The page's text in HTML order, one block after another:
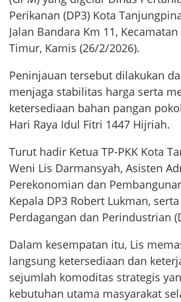
Perikanan (DP3) Kota
Jalan Bandara Km 11,
Timur, Kamis (26/2/2026).
Peninjauan tersebut dilakukan
menjaga stabilitas harga serta
ketersediaan bahan pangan
Hari Raya Idul Fitri 1447 Hijriah.
Turut hadir Ketua TP-PKK Kota
Weni Lis Darmansyah, Asisten
Perekonomian dan
Kepala DP3 Robert Lukman,
Perdagangan dan Perindustrian
Dalam kesempatan itu, Lis
langsung ketersediaan dan
sejumlah komoditas strategis
kebutuhan utama masyarakat